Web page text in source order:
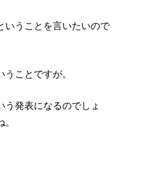
いうことを言いたいので
ことですが。
発表になるのでしょ